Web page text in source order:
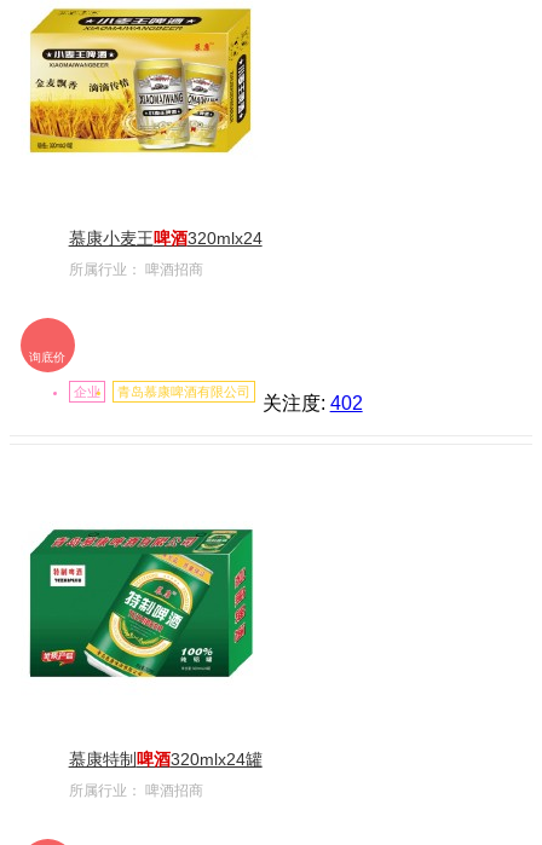
慕康小麦王啤酒320mlx24
所属行业： 啤酒招商
询底价
企业 青岛慕康啤酒有限公司
关注度: 402
慕康特制 啤酒320mlx24罐
所属行业： 啤酒招商